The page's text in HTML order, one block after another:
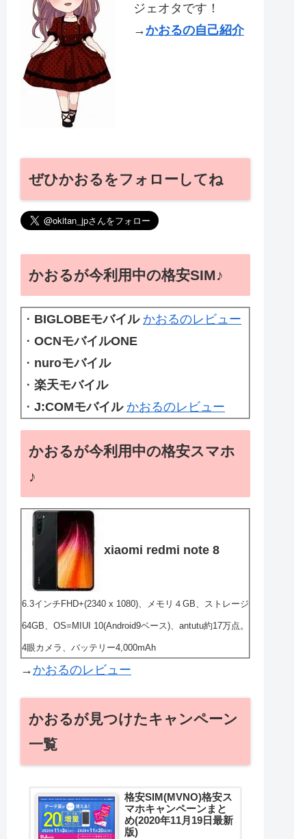
ジェオタです！
→かおるの自己紹介
ぜひかおるをフォローしてね
かおるが今利用中の格安SIM♪
・ BIGLOBEモバイル かおるのレビュー
・ OCNモバイルONE
・ nuroモバイル
・ 楽天モバイル
・ J:COMモバイル かおるのレビュー
かおるが今利用中の格安スマホ
♪
xiaomi redmi note 8
6.3インチFHD+(2340 x 1080)、メモリ４GB、ストレージ
64GB、OS=MIUI 10(Android9ベース)、antutu約17万点。
4眼カメラ、バッテリー4,000mAh
→かおるのレビュー
かおるが見つけたキャンペーン
一覧
格安SIM(MVNO)格安ス
マホキャンペーンまと
め(2020年11月19日最新
版)